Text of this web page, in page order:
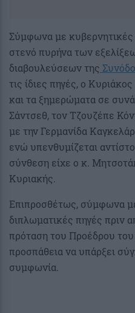
Σύμφωνα με κυβερνητικές
στενό πυρήνα των
διαβουλεύσεων της
τις ίδιες πηγές, ο
και τα ξημερώματα σε
Σάντσεθ, τον Τζουζέπε
με την Γερμανίδα
ενώ υπενθυμίζεται
σύνθεση είχε ο κ.
Κυριακής.
Επιπροσθέτως, σύμφωνα
διπλωματικές πηγές πριν
πρόταση του Προέδρου
προσπάθεια να υπάρξει
συμφωνία.